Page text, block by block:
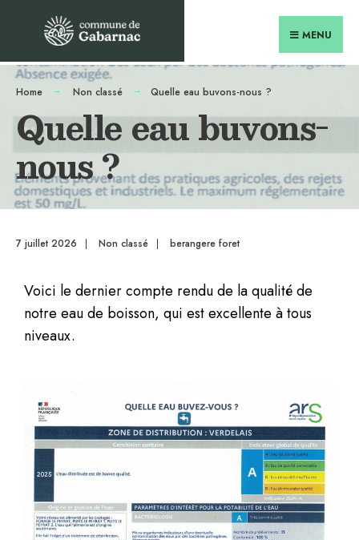
MENU
Home Non classé Quelle eau buvons-nous ?
Quelle eau buvons-
nous ?
7 juillet 2026 | Non classé | berangere foret
Voici le dernier compte rendu de la qualité de
notre eau de boisson, qui est excellente à tous
niveaux.